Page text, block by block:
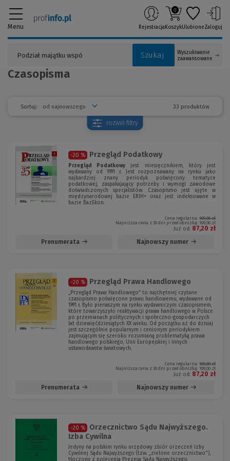
Menu
Szukaj
Wyszukiwanie
zaawansowane
Rejestracja
0
KoszykUlubioneZaloguj
Czasopisma
Sortuj: 33 produktów
rozwiń filtry
-20 % Przegląd Podatkowy
Przegląd Podatkowy jest miesięcznikiem, który jest
wydawany od 1991 r. Jest rozpoznawany na rynku jako
najbardziej znany periodyk poświęcony tematyce
podatkowej, zaspakajający potrzeby i wymogi zawodowe
doświadczonych specjalistów. Czasopismo jest ujęte w
międzynarodowej bazie ERIH+ oraz jest indeksowane w
bazie BazEkon.
Cena regularna: 109,00 zł
Najniższa cena z 30 dni przed obniżką: 109,00 zł
Już od: 87,20 zł
Prenumerata
Najnowszy numer
-20 % Przegląd Prawa Handlowego
„Przegląd Prawa Handlowego” to najchętniej czytane
czasopismo poświęcone prawu handlowemu, wydawane od
1991 r. Było pierwszym na rynku wydawniczym czasopismem,
które towarzyszyło reaktywacji prawa handlowego w Polsce
po przemianach politycznych i społeczno-gospodarczych
lat dziewięćdziesiątych XX wieku. Od początku aż do dzisiaj
jest szczególnie popularnym i cenionym periodykiem
zajmującym się szeroko rozumianą problematyką prawa
handlowego polskiego, Unii Europejskiej i innych
ustawodawstw światowych.
Cena regularna: 109,00 zł
Najniższa cena z 30 dni przed obniżką: 109,00 zł
Już od: 87,20 zł
Prenumerata
Najnowszy numer
-20 %
Orzecznictwo Sądu Najwyższego.
Izba Cywilna
Jedyny na polskim rynku urzędowy zbiór orzeczeń Izby
Cywilnej Sądu Najwyższego (tzw. „zielone orzecznictwo"),
tłoczony z polecenia Prezesa Sądu Najwyższego.